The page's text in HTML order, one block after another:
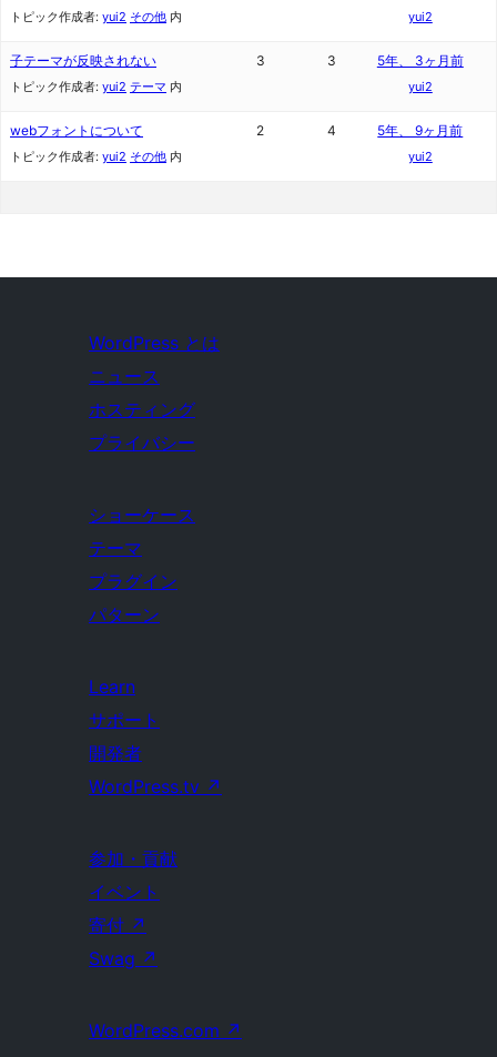
トピック作成者: yui2 その他 内 yui2
子テーマが反映されない
トピック作成者: yui2 テーマ 内
3 3 5年、 3ヶ月前
yui2
webフォントについて
トピック作成者: yui2 その他 内
2 4 5年、 9ヶ月前
yui2
WordPress とは
ニュース
ホスティング
プライバシー
ショーケース
テーマ
プラグイン
パターン
Learn
サポート
開発者
WordPress.tv ↗
参加・貢献
イベント
寄付 ↗
Swag ↗
WordPress.com ↗